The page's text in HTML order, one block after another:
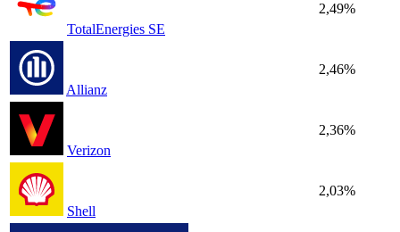
TotalEnergies SE
2,49%
Allianz
2,46%
Verizon
2,36%
Shell
2,03%